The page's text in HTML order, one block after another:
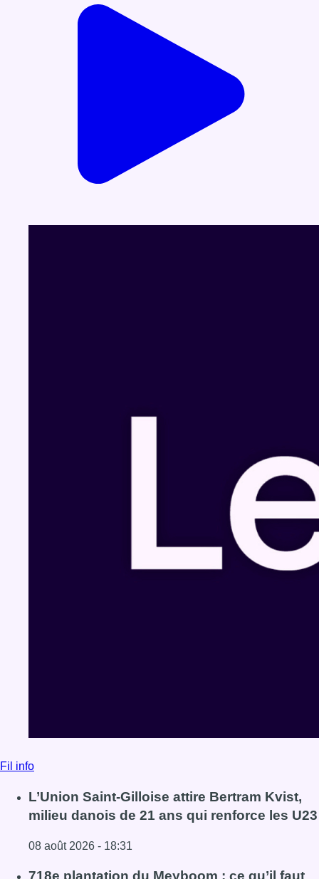
Fil info
L’Union Saint-Gilloise attire Bertram Kvist,
milieu danois de 21 ans qui renforce les U23
08 août 2026 - 18:31
Lire l'article L’Union Saint-Gilloise attire Bertram Kvist,
718e plantation du Meyboom : ce qu’il faut